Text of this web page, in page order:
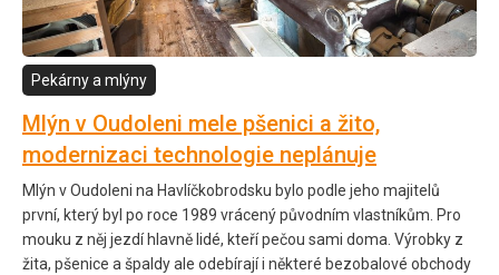
Pekárny a mlýny
Mlýn v Oudoleni mele pšenici a žito,
modernizaci technologie neplánuje
Mlýn v Oudoleni na Havlíčkobrodsku bylo podle jeho majitelů
první, který byl po roce 1989 vrácený původním vlastníkům. Pro
mouku z něj jezdí hlavně lidé, kteří pečou sami doma. Výrobky z
žita, pšenice a špaldy ale odebírají i některé bezobalové obchody